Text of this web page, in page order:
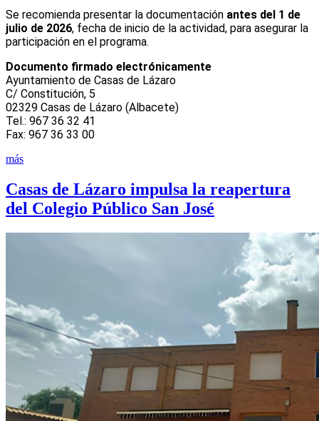
Se recomienda presentar la documentación antes del 1 de
julio de 2026, fecha de inicio de la actividad, para asegurar la
participación en el programa.
Documento firmado electrónicamente
Ayuntamiento de Casas de Lázaro
C/ Constitución, 5
02329 Casas de Lázaro (Albacete)
Tel.: 967 36 32 41
Fax: 967 36 33 00
más
Casas de Lázaro impulsa la reapertura
del Colegio Público San José